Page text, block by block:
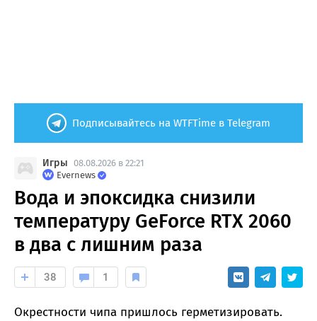
Подписывайтесь на WTFTime в Telegram
Игры 08.08.2026 в 22:21
Evernews
Вода и эпоксидка снизили
температуру GeForce RTX 2060
в два с лишним раза
38 1
Окрестности чипа пришлось герметизировать.